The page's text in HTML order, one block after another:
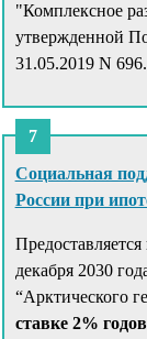
"Комплексное
утвержденной
31.05.2019 N 696.
Социальная
России при
декабря 2030
“Арктического
ставке 2%